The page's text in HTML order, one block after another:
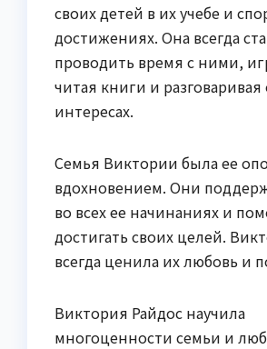
своих детей в их учебе и
достижениях. Она всегда
проводить время с ними,
читая книги и разговаривая
интересах.
Семья Виктории была ее
вдохновением. Они
во всех ее начинаниях и
достигать своих целей.
всегда ценила их любовь и
Виктория Райдос научила
многоценности семьи и